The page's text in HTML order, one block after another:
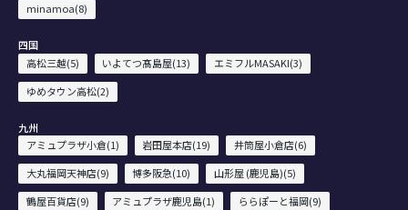
minamoa(8)
四国
高松三越(5)
いよてつ髙島屋(13)
エミフルMASAKI(3)
ゆめタウン高松(2)
九州
アミュプラザ小倉(1)
岩田屋本店(19)
井筒屋小倉店(6)
大丸福岡天神店(9)
博多阪急(10)
山形屋 (鹿児島)(5)
鶴屋百貨店(9)
アミュプラザ鹿児島(1)
ららぽーと福岡(9)